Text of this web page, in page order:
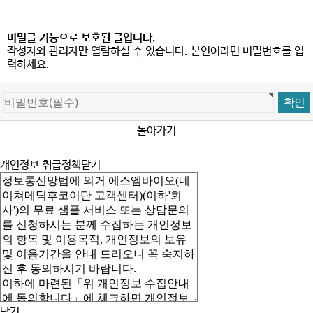
비밀글 기능으로 보호된 글입니다.
작성자와 관리자만 열람하실 수 있습니다. 본인이라면 비밀번호를 입
력하세요.
돌아가기
개인정보 취급정책닫기